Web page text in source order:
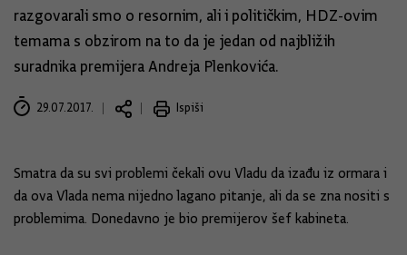
razgovarali smo o resornim, ali i političkim, HDZ-ovim
temama s obzirom na to da je jedan od najbližih
suradnika premijera Andreja Plenkovića.
29.07.2017. Ispiši
Smatra da su svi problemi čekali ovu Vladu da izađu iz ormara i
da ova Vlada nema nijedno lagano pitanje, ali da se zna nositi s
problemima. Donedavno je bio premijerov šef kabineta.